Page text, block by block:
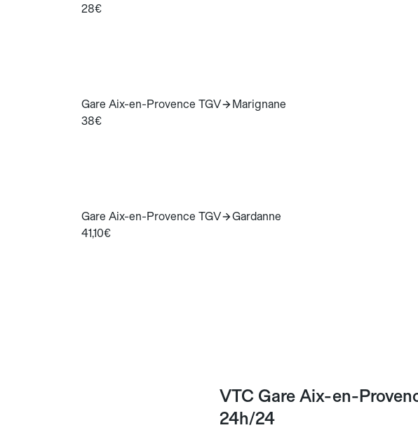
28€
Gare Aix-en-Provence TGV
Marignane
38€
Gare Aix-en-Provence TGV
Gardanne
41,10€
VTC Gare Aix-en-
24h/24